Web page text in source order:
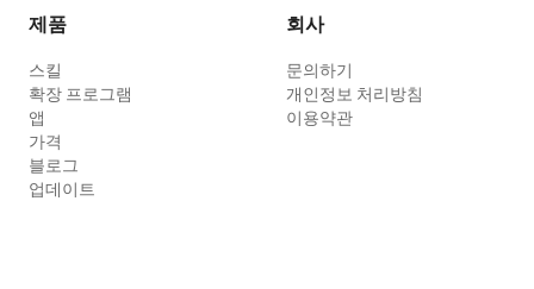
제품
스킬
확장 프로그램
앱
가격
블로그
업데이트
회사
문의하기
개인정보 처리방침
이용약관